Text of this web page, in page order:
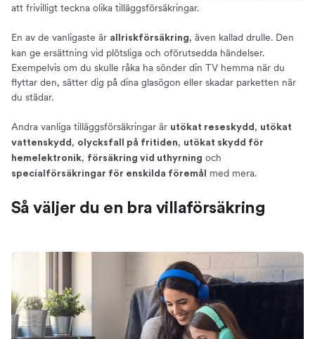
att frivilligt teckna olika tilläggsförsäkringar.
En av de vanligaste är allriskförsäkring, även kallad drulle. Den
kan ge ersättning vid plötsliga och oförutsedda händelser.
Exempelvis om du skulle råka ha sönder din TV hemma när du
flyttar den, sätter dig på dina glasögon eller skadar parketten när
du städar.
Andra vanliga tilläggsförsäkringar är utökat reseskydd , utökat
vattenskydd , olycksfall på fritiden, utökat skydd för
hemelektronik, försäkring vid uthyrning och
specialförsäkringar för enskilda föremål med mera.
Så väljer du en bra villaförsäkring